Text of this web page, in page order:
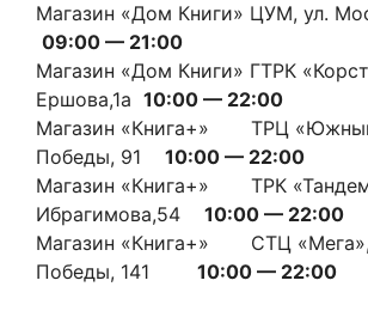
Магазин «Дом Книги» ЦУМ, ул.
09:00 — 21:00
Магазин «Дом Книги» ГТРК
Ершова,1а 10:00 — 22:00
Магазин «Книга+» ТРЦ
Победы, 91 10:00 — 22:00
Магазин «Книга+» ТРК
Ибрагимова,54 10:00 — 22:00
Магазин «Книга+» СТЦ
Победы, 141 10:00 — 22:00